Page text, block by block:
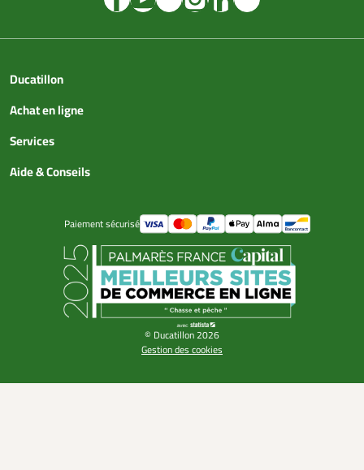
Ducatillon
Achat en ligne
Services
Aide & Conseils
Paiement sécurisé
© Ducatillon 2026
Gestion des cookies